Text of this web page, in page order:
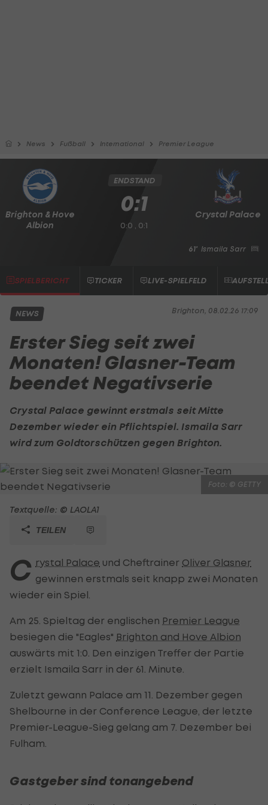
News Fußball International Premier League
Brighton & Hove
Albion
Crystal Palace
ENDSTAND
0:1
0:0 , 0:1
61' Ismaila Sarr
SPIELBERICHT TICKER LIVE-SPIELFELD
Brighton, 08.02.26 17:09
NEWS
Erster Sieg seit zwei
Monaten! Glasner-Team
beendet Negativserie
Crystal Palace gewinnt erstmals seit Mitte
Dezember wieder ein Pflichtspiel. Ismaila Sarr
wird zum Goldtorschützen gegen Brighton.
Foto: © GETTY
Textquelle: © LAOLA1
TEILEN
C rystal Palace und Cheftrainer Oliver Glasner
gewinnen erstmals seit knapp zwei Monaten
wieder ein Spiel.
Am 25. Spieltag der englischen Premier League
besiegen die "Eagles" Brighton and Hove Albion
auswärts mit 1:0. Den einzigen Treffer der Partie
erzielt Ismaila Sarr in der 61. Minute.
Zuletzt gewann Palace am 11. Dezember gegen
Shelbourne in der Conference League, der letzte
Premier-League-Sieg gelang am 7. Dezember bei
Fulham.
Gastgeber sind tonangebend